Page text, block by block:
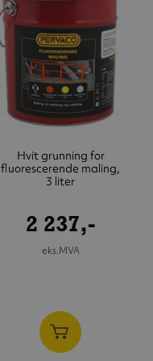
Hvit grunning for
fluorescerende maling,
3 liter
2 237,-
eks.MVA